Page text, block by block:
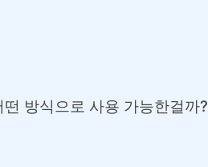
방식으로 사용 가능한걸까?